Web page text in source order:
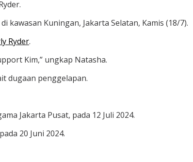
kawasan Kuningan, Jakarta Selatan, Kamis (18/7).
Ryder.
Kim,” ungkap Natasha.
dugaan penggelapan.
Jakarta Pusat, pada 12 Juli 2024.
20 Juni 2024.